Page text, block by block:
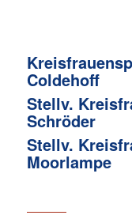
Coldehoff
Stellv.
Schröder
Stellv.
Moorlampe